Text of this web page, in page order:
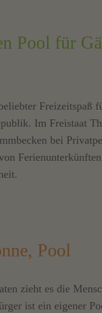
Pool für
Freizeitspaß
Im Freistaat
bei
Pool
zieht es die
ist ein eigener